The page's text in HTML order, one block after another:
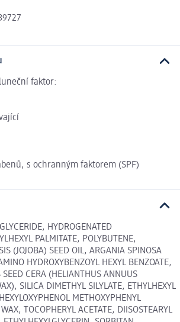
faktor:
s ochranným faktorem (SPF)
HYDROGENATED
PALMITATE, POLYBUTENE,
(JOJOBA) SEED OIL, ARGANIA SPINOSA
HYDROXYBENZOYL HEXYL BENZOATE,
CERA (HELIANTHUS ANNUUS
SILICA DIMETHYL SILYLATE, ETHYLHEXYL
METHOXYPHENYL
TOCOPHERYL ACETATE, DIISOSTEARYL